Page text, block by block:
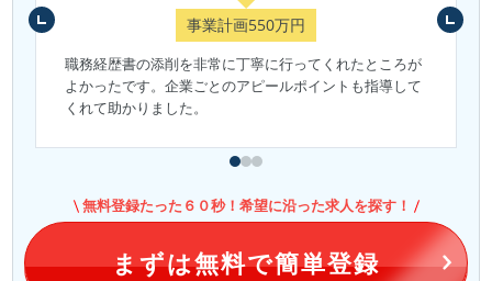
事業計画550万円
職務経歴書の添削を非常に丁寧に行ってくれたところが
よかったです。企業ごとのアピールポイントも指導して
くれて助かりました。
無料登録たった６０秒！希望に沿った求人を探す！
まずは無料で簡単登録